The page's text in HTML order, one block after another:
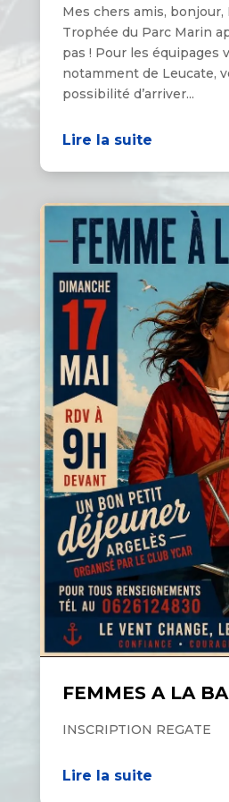
Mes chers amis, bonjour,
Trophée du Parc Marin
pas ! Pour les équipages
notamment de Leucate,
possibilité d’arriver...
Lire la suite
FEMMES A LA
INSCRIPTION REGATE
Lire la suite